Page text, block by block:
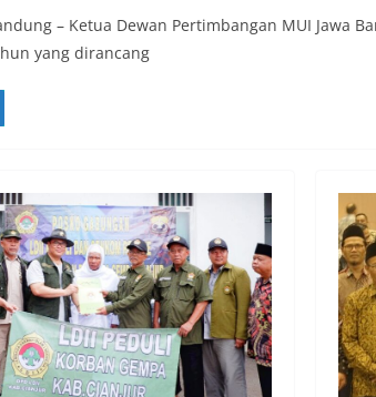
– Ketua Dewan Pertimbangan MUI Jawa
yang dirancang